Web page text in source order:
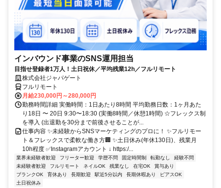
インバウンド事業のSNS運用担当
目指せ登録者1万人！土日祝休／平均残業12h／フルリモート
株式会社ジャパゲート
フルリモート
月給230,000円～280,000円
勤務時間詳細 実働時間：1日あたり8時間 平均勤務日数：1ヶ月あた
り18日 〜 20日 9:30〜18:30 (実働8時間／休憩1時間) ☆フレックス制
を導入 (出退勤を30分まで前後させることが...
仕事内容 ✨未経験からSNSマーケティングのプロに！ ✨フルリモー
ト＆フレックスで柔軟な働き方🏢 ✨土日休み(年休130日)、残業月
10h程度 ✅Instagramアカウント ↓ https:/...
業界未経験者歓迎 フリーター歓迎 学歴不問 固定時間制 転勤なし
経験不問
未経験者歓迎
フルリモート ネイルOK 残業なし 在宅OK
賞与あり
ブランクOK
育休あり 長期歓迎 駅近5分以内 長期休暇あり
ピアスOK
土日祝休み